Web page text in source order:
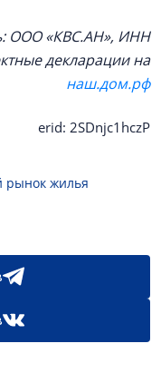
ООО «КВС.АН», ИНН
декларации на
наш.дом.рф
erid: 2SDnjc1hczP
жилья